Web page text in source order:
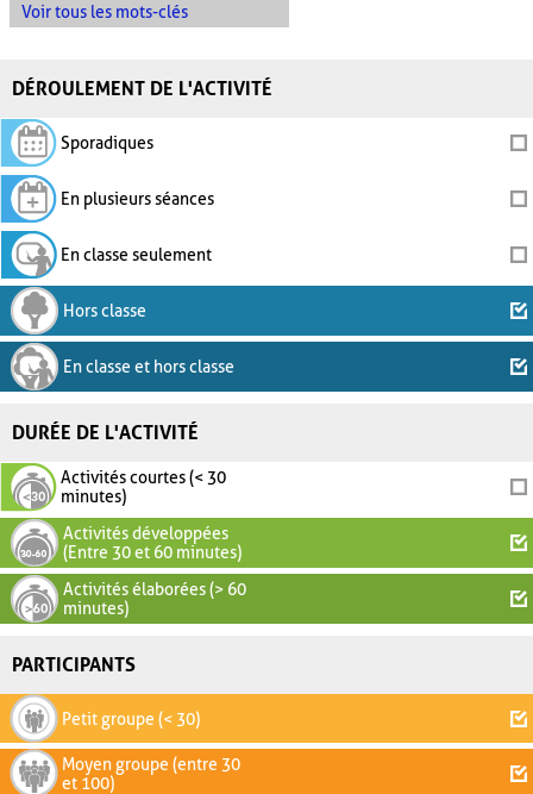
Voir tous les mots-clés
DÉROULEMENT DE L'ACTIVITÉ
Sporadiques
En plusieurs séances
En classe seulement
Hors classe
En classe et hors classe
DURÉE DE L'ACTIVITÉ
Activités courtes (< 30
minutes)
Activités développées
(Entre 30 et 60 minutes)
Activités élaborées (> 60
minutes)
PARTICIPANTS
Petit groupe (< 30)
Moyen groupe (entre 30
et 100)